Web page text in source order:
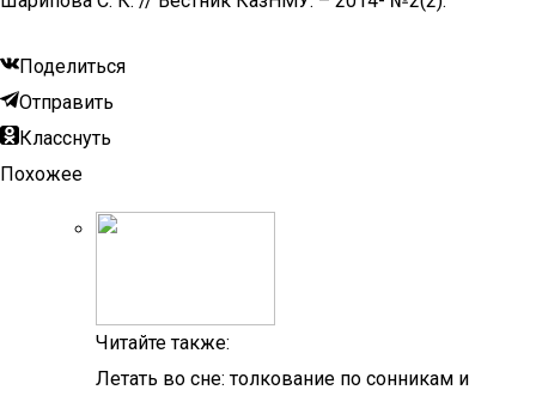
Поделиться
Отправить
Класснуть
Похожее
Читайте также:
Летать во сне: толкование по сонникам и